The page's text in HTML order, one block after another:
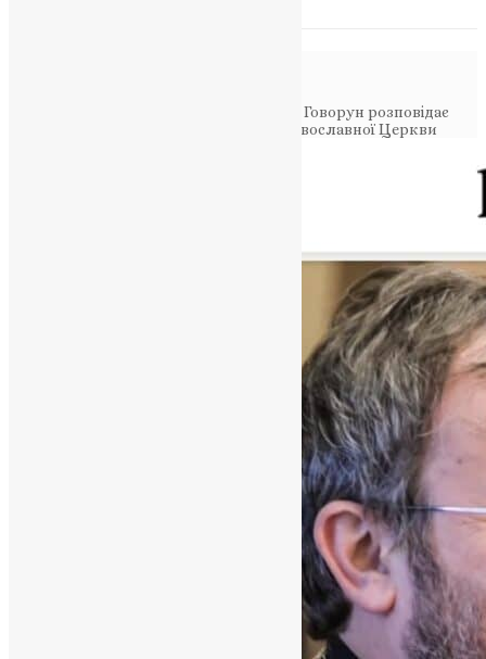
Священик Кирило Говорун розповідає
про критику Кремля та Російської Православної Церкви